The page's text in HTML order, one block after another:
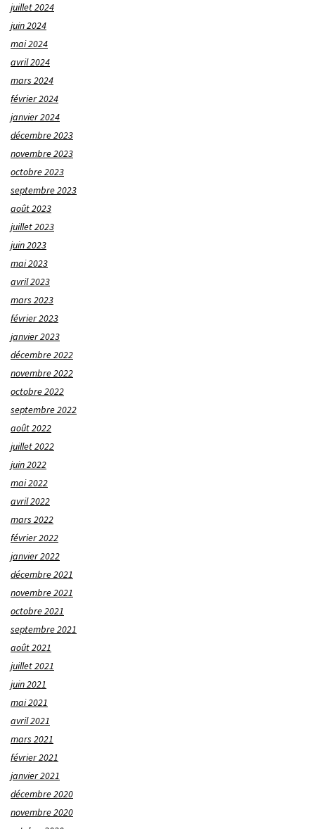
juillet 2024
juin 2024
mai 2024
avril 2024
mars 2024
février 2024
janvier 2024
décembre 2023
novembre 2023
octobre 2023
septembre 2023
août 2023
juillet 2023
juin 2023
mai 2023
avril 2023
mars 2023
février 2023
janvier 2023
décembre 2022
novembre 2022
octobre 2022
septembre 2022
août 2022
juillet 2022
juin 2022
mai 2022
avril 2022
mars 2022
février 2022
janvier 2022
décembre 2021
novembre 2021
octobre 2021
septembre 2021
août 2021
juillet 2021
juin 2021
mai 2021
avril 2021
mars 2021
février 2021
janvier 2021
décembre 2020
novembre 2020